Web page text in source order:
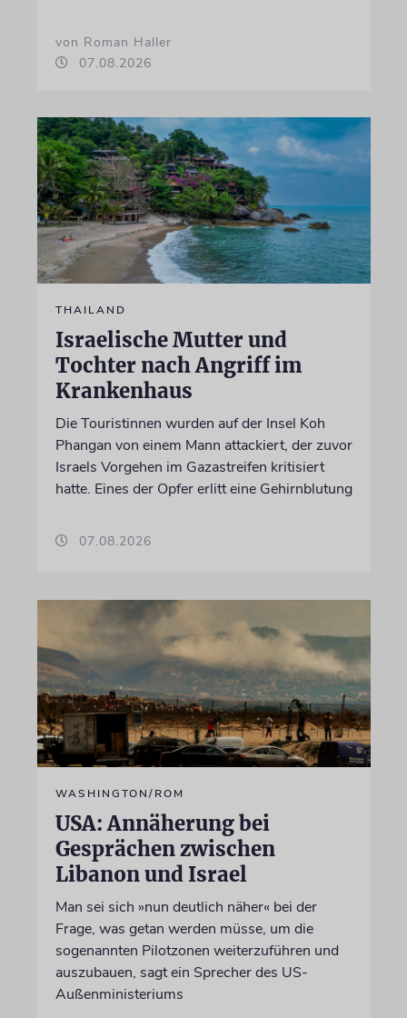
von Roman Haller
07.08.2026
THAILAND
Israelische Mutter und
Tochter nach Angriff im
Krankenhaus
Die Touristinnen wurden auf der Insel Koh
Phangan von einem Mann attackiert, der zuvor
Israels Vorgehen im Gazastreifen kritisiert
hatte. Eines der Opfer erlitt eine Gehirnblutung
07.08.2026
WASHINGTON/ROM
USA: Annäherung bei
Gesprächen zwischen
Libanon und Israel
Man sei sich »nun deutlich näher« bei der
Frage, was getan werden müsse, um die
sogenannten Pilotzonen weiterzuführen und
auszubauen, sagt ein Sprecher des US-
Außenministeriums